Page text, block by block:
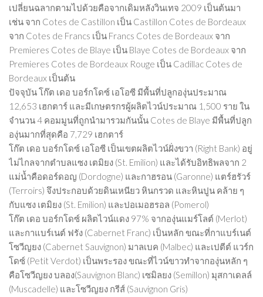
เปลี่ยนฉลากตามไปด้วยคือจากเดิมหลังวินเทจ 2009 เป็นต้นมา
เช่น จาก Cotes de Castillon เป็น Castillon Cotes de Bordeaux
จาก Cotes de Francs เป็น Francs Cotes de Bordeaux จาก
Premieres Cotes de Blaye เป็น Blaye Cotes de Bordeaux จาก
Premieres Cotes de Bordeaux Rouge เป็น Cadillac Cotes de
Bordeaux เป็นต้น
ปัจจุบัน โก๊ต เดอ บอร์กโดซ์ เอโอซี มีพื้นที่ปลูกองุ่นประมาณ
12,653 เฮกตาร์ และมีเกษตรกรผู้ผลิตไวน์ประมาณ 1,500 ราย ใน
จำนวน 4 คอมมูนที่ถูกนำมารวมกันนั้น Cotes de Blaye มีพื้นที่ปลูก
องุ่นมากที่สุดคือ 7,729 เฮกตาร์
โก๊ต เดอ บอร์กโดซ์ เอโอซี เป็นเขตผลิตไวน์ฝั่งขวา (Right Bank) อยู่
ไม่ไกลจากตำบลแซง เตมิยง (St. Emilion) และได้รับอิทธิพลจาก 2
แม่น้ำคือดอร์ดอญ (Dordogne) และกาฮรอน (Garonne) แตร์ฮรัวร์
(Terroirs) จึงประกอบด้วยดินเหนียว หินกรวด และหินปูน คล้าย ๆ
กับแซง เตมิยง (St. Emilion) และปอเมอฮรอล (Pomerol)
โก๊ต เดอ บอร์กโดซ์ ผลิตไวน์แดง 97% จากองุ่นแมร์โลต์ (Merlot)
และกาแบร์เนต์ ฟรัง (Cabernet Franc) เป็นหลัก ขณะที่กาแบร์เนต์
โซวีญยง (Cabernet Sauvignon) มาลเบค (Malbec) และเปตีต์ แวร์ก
โดซ์ (Petit Verdot) เป็นพระรอง ขณะที่ไวน์ขาวทำจากองุ่นหลัก ๆ
คือโซวีญยง บลอง(Sauvignon Blanc) เซมิลยง (Semillon) มุสกาเดลล์
(Muscadelle) และโซวีญยง กรีส์ (Sauvignon Gris)